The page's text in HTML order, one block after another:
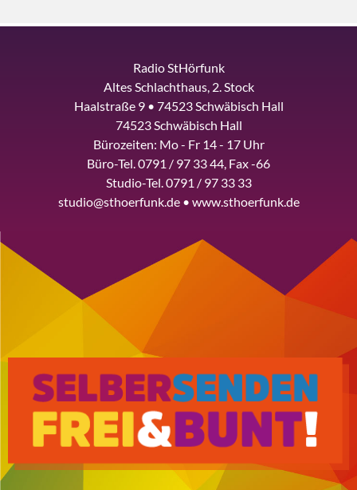
Radio StHörfunk
Altes Schlachthaus, 2. Stock
Haalstraße 9 • 74523 Schwäbisch Hall
74523 Schwäbisch Hall
Bürozeiten: Mo - Fr 14 - 17 Uhr
Büro-Tel. 0791 / 97 33 44, Fax -66
Studio-Tel. 0791 / 97 33 33
studio@sthoerfunk.de • www.sthoerfunk.de